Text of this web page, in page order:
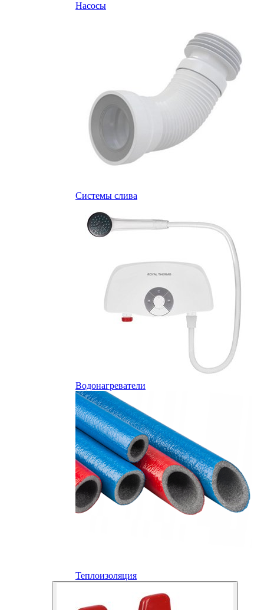
Насосы
Системы слива
Водонагреватели
Теплоизоляция